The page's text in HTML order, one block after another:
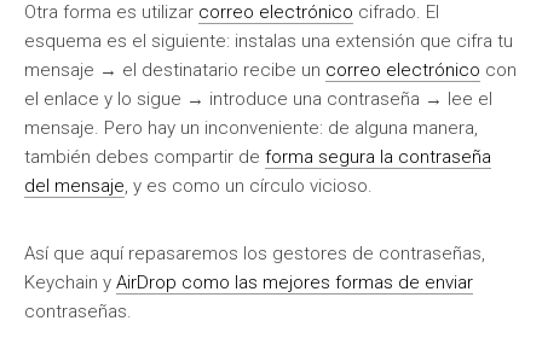
Otra forma es utilizar correo electrónico cifrado. El
esquema es el siguiente: instalas una extensión que cifra tu
mensaje → el destinatario recibe un correo electrónico con
el enlace y lo sigue → introduce una contraseña → lee el
mensaje. Pero hay un inconveniente: de alguna manera,
también debes compartir de forma segura la contraseña
del mensaje, y es como un círculo vicioso.
Así que aquí repasaremos los gestores de contraseñas,
Keychain y AirDrop como las mejores formas de enviar
contraseñas.